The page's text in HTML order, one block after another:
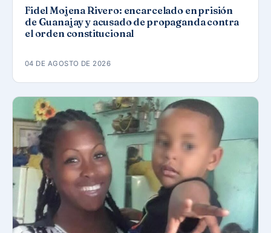
Fidel Mojena Rivero: encarcelado en prisión
de Guanajay y acusado de propaganda contra
el orden constitucional
04 DE AGOSTO DE 2026